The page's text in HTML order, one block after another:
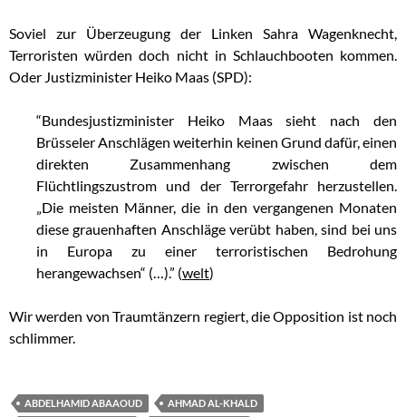
Soviel zur Überzeugung der Linken Sahra Wagenknecht,
Terroristen würden doch nicht in Schlauchbooten kommen.
Oder Justizminister Heiko Maas (SPD):
“Bundesjustizminister Heiko Maas sieht nach den
Brüsseler Anschlägen weiterhin keinen Grund dafür, einen
direkten Zusammenhang zwischen dem
Flüchtlingszustrom und der Terrorgefahr herzustellen.
„Die meisten Männer, die in den vergangenen Monaten
diese grauenhaften Anschläge verübt haben, sind bei uns
in Europa zu einer terroristischen Bedrohung
herangewachsen“ (…).” (welt)
Wir werden von Traumtänzern regiert, die Opposition ist noch
schlimmer.
ABDELHAMID ABAAOUD
AHMAD AL-KHALD